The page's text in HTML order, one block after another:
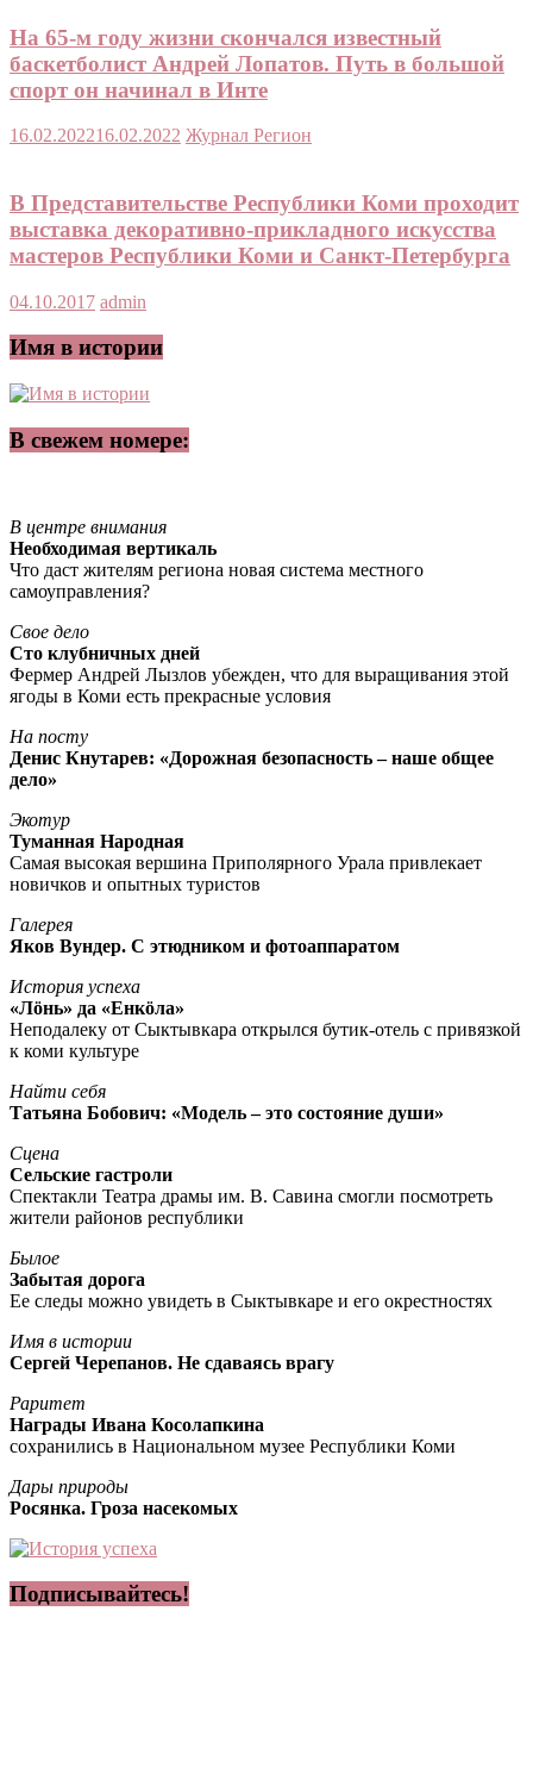
На 65-м году жизни скончался известный
баскетболист Андрей Лопатов. Путь в большой
спорт он начинал в Инте
16.02.202216.02.2022 Журнал Регион
В Представительстве Республики Коми проходит
выставка декоративно-прикладного искусства
мастеров Республики Коми и Санкт-Петербурга
04.10.2017 admin
Имя в истории
В свежем номере:
В центре внимания
Необходимая вертикаль
Что даст жителям региона новая система местного
самоуправления?
Свое дело
Сто клубничных дней
Фермер Андрей Лызлов убежден, что для выращивания этой
ягоды в Коми есть прекрасные условия
На посту
Денис Кнутарев: «Дорожная безопасность – наше общее
дело»
Экотур
Туманная Народная
Самая высокая вершина Приполярного Урала привлекает
новичков и опытных туристов
Галерея
Яков Вундер. С этюдником и фотоаппаратом
История успеха
«Лöнь» да «Енкöла»
Неподалеку от Сыктывкара открылся бутик-отель с привязкой
к коми культуре
Найти себя
Татьяна Бобович: «Модель – это состояние души»
Сцена
Сельские гастроли
Спектакли Театра драмы им. В. Савина смогли посмотреть
жители районов республики
Былое
Забытая дорога
Ее следы можно увидеть в Сыктывкаре и его окрестностях
Имя в истории
Сергей Черепанов. Не сдаваясь врагу
Раритет
Награды Ивана Косолапкина
сохранились в Национальном музее Республики Коми
Дары природы
Росянка. Гроза насекомых
Подписывайтесь!